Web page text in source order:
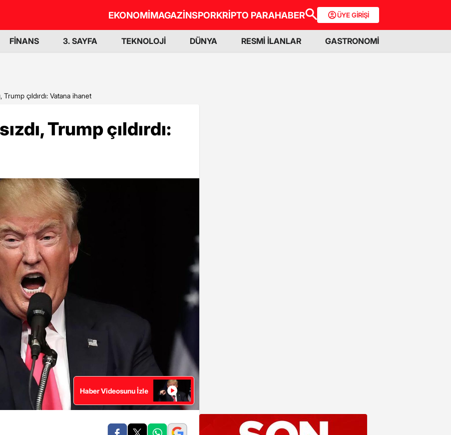
EKONOMİMAGAZİNSPORKRİPTO PARAHABER ÜYE GİRİŞİ
FİNANS 3. SAYFA TEKNOLOJİ DÜNYA RESMİ İLANLAR GASTRONOMİ
Trump çıldırdı: Vatana ihanet
Trump çıldırdı:
Haber Videosunu İzle